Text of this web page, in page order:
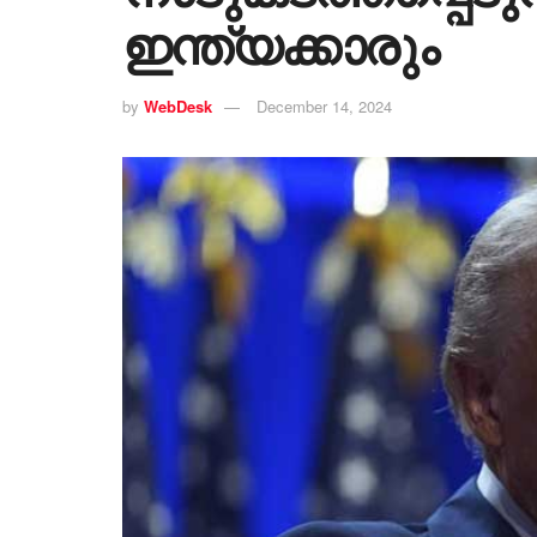
ഇന്ത്യക്കാരും
by WebDesk December 14, 2024